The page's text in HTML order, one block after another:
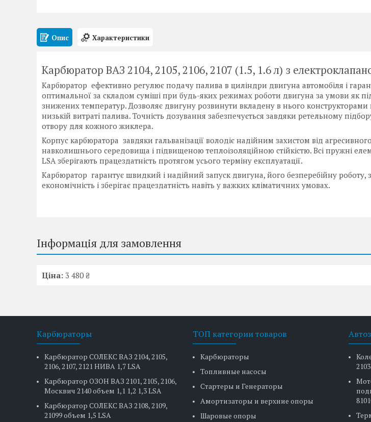
Опис Характеристики
Карбюратор ВАЗ 2104, 2105, 2106, 2107 (1.5, 1.6 л) з
Карбюратор ефективно регулює подачу палива в циліндри двигуна автомобіля і
оптимальної за складом суміші при будь-яких режимах роботи двигуна за умови як
знижених температур. Дозволяє двигуну розвинути вкладену в нього конструкторами
низькій витраті палива. Точність дозування забезпечується завдяки ретельному
отвору для кожного жиклера.
Корпус карбюратора завдяки гальванізації володіє надійним захистом від
навколишнього середовища і підвищеною теплоізоляційною стійкістю. Всі пружні
LSA зберігають працездатність протягом усього терміну експлуатації.
Карбюратор гарантує швидкий і надійний запуск двигуна, його безперебійну роботу,
економічність і зберігає працездатність навіть у важких кліматичних умовах.
Інформація для замовлення
Ціна: 3 480 ₴
Карбюраторы
Карбюратор СОЛЕКС ВАЗ 2104, 2105,
2106, 2107, 2121 НИВА 1,7 LSA
Карбюратор ОЗОН ВАЗ 2101, 2105, 2106,
Москвич 2140 объем 1,1 1,2 1,3 LSA
Карбюратор СОЛЕКС ВАЗ 2108, 2109,
21099 объем 1,5 LSA
ТОП категории товаров
Карбюраторы
Топливные насосы
Стартеры и Генераторы
Амортизаторы и верхние опоры
Шаровые опоры